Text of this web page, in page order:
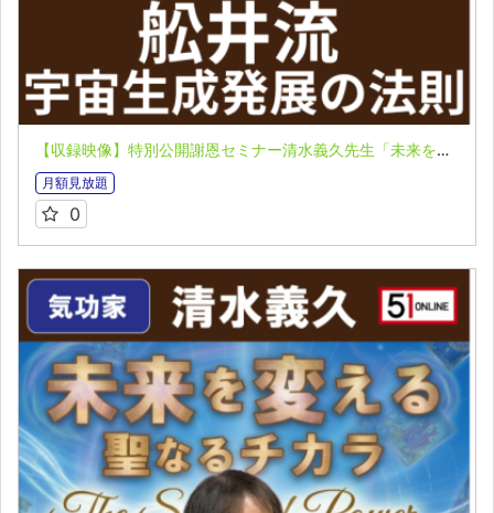
【収録映像】特別公開謝恩セミナー清水義久先生「未来を変える聖なるチカラ」VOL.２：舩井流「宇宙生成発展の法則」とは？
月額見放題
0